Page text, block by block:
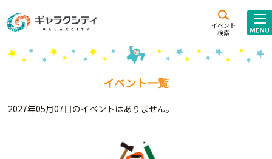
イベント
検索
施設案内
こども
西新井
施設･
イベント一覧
2027年05月07日のイベントはありません。